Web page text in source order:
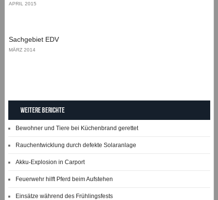
APRIL 2015
Sachgebiet EDV
MÄRZ 2014
Weitere Berichte
Bewohner und Tiere bei Küchenbrand gerettet
Rauchentwicklung durch defekte Solaranlage
Akku-Explosion in Carport
Feuerwehr hilft Pferd beim Aufstehen
Einsätze während des Frühlingsfests